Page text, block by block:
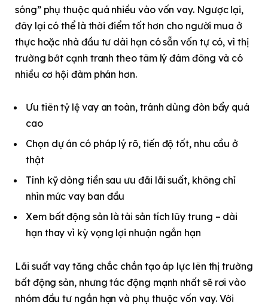
sóng” phụ thuộc quá nhiều vào vốn vay. Ngược lại,
đây lại có thể là thời điểm tốt hơn cho người mua ở
thực hoặc nhà đầu tư dài hạn có sẵn vốn tự có, vì thị
trường bớt cạnh tranh theo tâm lý đám đông và có
nhiều cơ hội đàm phán hơn.
Ưu tiên tỷ lệ vay an toàn, tránh dùng đòn bẩy quá
cao
Chọn dự án có pháp lý rõ, tiến độ tốt, nhu cầu ở
thật
Tính kỹ dòng tiền sau ưu đãi lãi suất, không chỉ
nhìn mức vay ban đầu
Xem bất động sản là tài sản tích lũy trung – dài
hạn thay vì kỳ vọng lợi nhuận ngắn hạn
Lãi suất vay tăng chắc chắn tạo áp lực lên thị trường
bất động sản, nhưng tác động mạnh nhất sẽ rơi vào
nhóm đầu tư ngắn hạn và phụ thuộc vốn vay. Với